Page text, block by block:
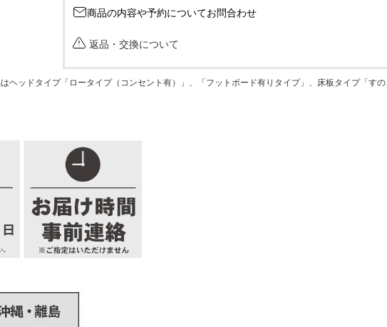
商品の内容や予約についてお問合わせ
返品・交換について
ッドタイプ「ロータイプ（コンセント有）」、「フットボード有りタイプ」、床板タイプ「すの